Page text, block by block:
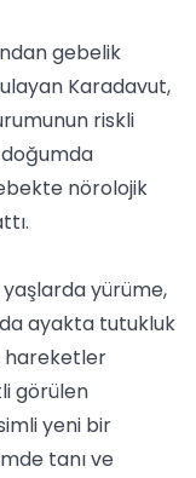
gebelik
Karadavut,
riskli
nörolojik
yürüme,
da ayakta tutukluk
hareketler
görülen
yeni bir
tanı ve